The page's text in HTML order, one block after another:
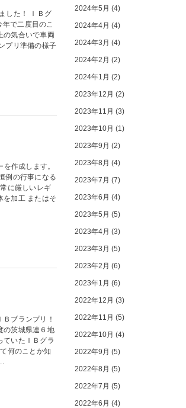
した！ ＩＢグ
で二度目のこ
の気合いで車両
プリ準備の様子
作成します。
例の行事になる
に厳しいレギ
を加工 またはそ
ブランプリ！
の茨城県連６地
ていたＩＢグラ
何のことか知
2024年5月 (4)
2024年4月 (4)
2024年3月 (4)
2024年2月 (2)
2024年1月 (2)
2023年12月 (2)
2023年11月 (3)
2023年10月 (1)
2023年9月 (2)
2023年8月 (4)
2023年7月 (7)
2023年6月 (4)
2023年5月 (5)
2023年4月 (3)
2023年3月 (5)
2023年2月 (6)
2023年1月 (6)
2022年12月 (3)
2022年11月 (5)
2022年10月 (4)
2022年9月 (5)
2022年8月 (5)
2022年7月 (5)
2022年6月 (4)